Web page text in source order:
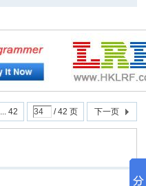
... 42 / 42 页 下一页